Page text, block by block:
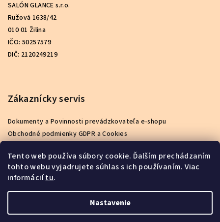
Tento web používa súbory cookie. Ďalším prechádzaním
tohto webu vyjadrujete súhlas s ich používaním. Viac
informáciítu.
Nastavenie
SALÓN GLANCE s.r.o.
Ružová 1638/42
010 01 Žilina
IČO: 50257579
DIČ: 2120249219
Zákaznícky servis
Dokumenty a Povinnosti prevádzkovateľa e-shopu
Obchodné podmienky GDPR a Cookies
Reklamačný poriadok
Ako nakupovať
Kontakty
O nás